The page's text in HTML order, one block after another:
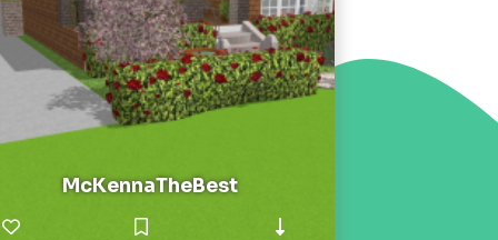
McKennaTheBest